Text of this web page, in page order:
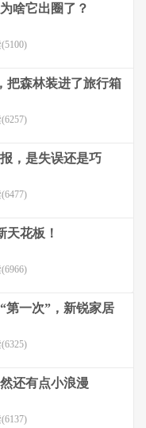
啥它出圈了？
把森林装进了旅行箱
，是失误还是巧
天花板！
第一次”，新锐家居
还有点小浪漫